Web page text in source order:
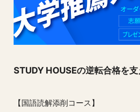
STUDY HOUSEの逆転合格を支
【国語読解添削コース】